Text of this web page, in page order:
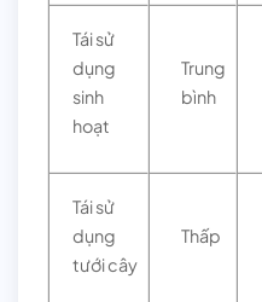
Tái sử
dụng
sinh
hoạt
Trung
bình
Tái sử
dụng
tưới cây
Thấp